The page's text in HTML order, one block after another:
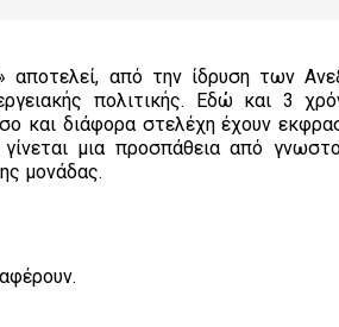
αποτελεί, από την ίδρυση των
πολιτικής. Εδώ και 3
και διάφορα στελέχη έχουν
γίνεται μια προσπάθεια από
μονάδας.